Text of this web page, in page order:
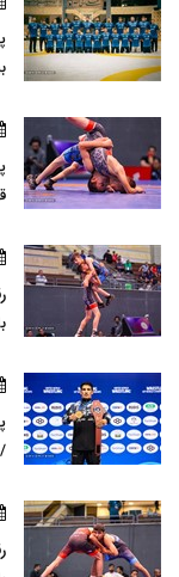
/